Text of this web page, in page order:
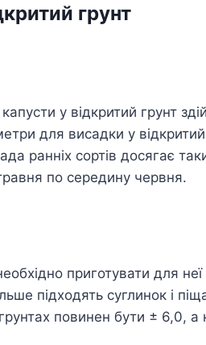
грунт
у відкритий грунт
для висадки у відкритий
ранніх сортів досягає
по середину червня.
приготувати для
підходять суглинок і
повинен бути ± 6,0,